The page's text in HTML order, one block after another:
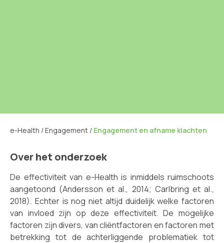
e-Health /Engagement / Engagement en afname klachten
Over het onderzoek
De effectiviteit van e-Health is inmiddels ruimschoots
aangetoond (Andersson et al., 2014; Carlbring et al.,
2018). Echter is nog niet altijd duidelijk welke factoren
van invloed zijn op deze effectiviteit. De mogelijke
factoren zijn divers, van cliëntfactoren en factoren met
betrekking tot de achterliggende problematiek tot